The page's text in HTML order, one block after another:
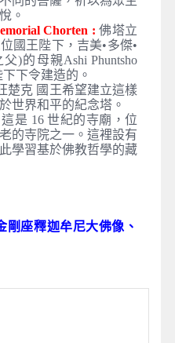
:始建於西元1641年，
屋，包括不丹國王辦公
是不丹的首都，因此國
安檢較嚴格，入內需經
輕便隨身行李即可。
到原址裝嵌，內部將放
高貼金釋迦牟尼佛；至
寶座（Dordenma），